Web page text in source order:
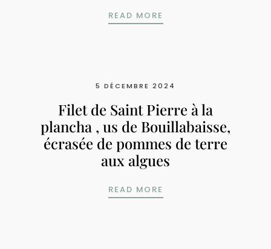
READ MORE
5 DÉCEMBRE 2024
Filet de Saint Pierre à la
plancha , us de Bouillabaisse,
écrasée de pommes de terre
aux algues
READ MORE